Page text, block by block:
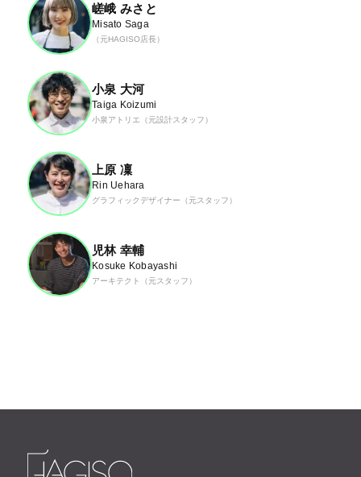
嵯峨 みさと
Misato Saga
（元HAGISO店長）
小泉 大河
Taiga Koizumi
小泉アトリエ（元設計スタッフ）
上原 凜
Rin Uehara
グラフィックデザイナー（元スタッフ）
児林 幸輔
Kosuke Kobayashi
アーキテクト（元スタッフ）